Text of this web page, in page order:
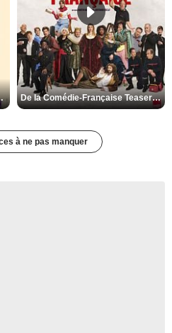
VF De la Comédie-Française Teaser VF
à ne pas manquer